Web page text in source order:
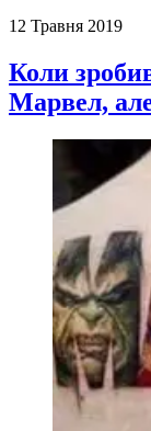
12 Травня 2019
Коли
Марвел,